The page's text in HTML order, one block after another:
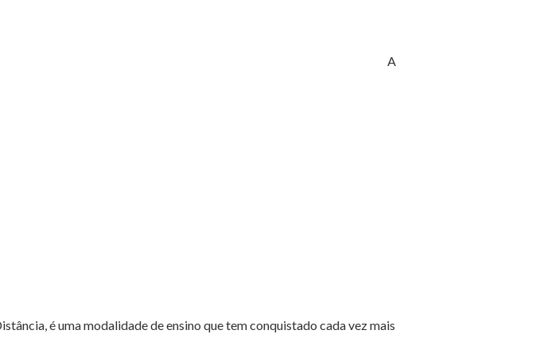
A
é uma modalidade de ensino que tem conquistado cada vez mais